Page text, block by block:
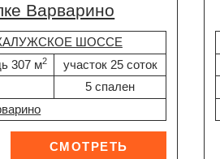
Варварино
ШОССЕ
307 м2
участок 25 соток
5 спален